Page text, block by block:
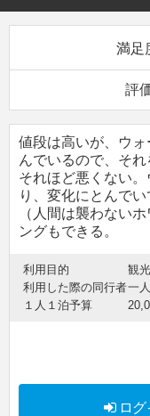
満足
評
値段は高いが、ウ
んでいるので、そ
それほど悪くない
り、変化にとんで
（人間は襲わない
ングもできる。
利用目的
観光
利用した際の同行者一
１人１泊予算
ロ